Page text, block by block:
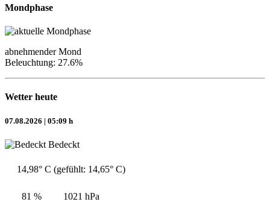
Mondphase
abnehmender Mond
Beleuchtung: 27.6%
Wetter heute
07.08.2026 | 05:09 h
Bedeckt
14,98° C (gefühlt: 14,65° C)
81 % 1021 hPa